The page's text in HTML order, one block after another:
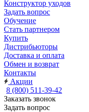
Конструктор уходов
Задать вопрос
Обучение
Стать партнером
Купить
Дистрибьюторы
Доставка и оплата
Обмен и возврат
Контакты
Акции
8 (800) 511-39-42
Заказать звонок
Задать вопрос